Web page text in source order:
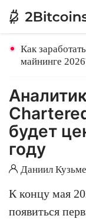
Как
майнинге
будет
году
Даниил
К концу мая
появиться